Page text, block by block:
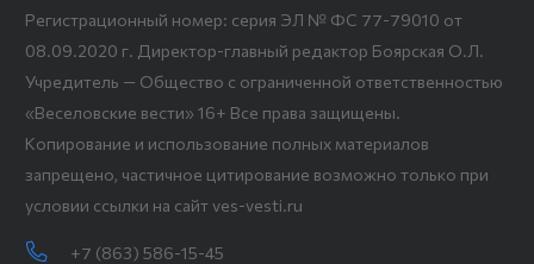
Регистрационный номер: серия ЭЛ № ФС 77-79010 от
08.09.2020 г. Директор-главный редактор Боярская О.Л.
Учредитель — Общество с ограниченной ответственностью
«Веселовские вести» 16+ Все права защищены.
Копирование и использование полных материалов
запрещено, частичное цитирование возможно только при
условии ссылки на сайт ves-vesti.ru
+7 (863) 586-15-45